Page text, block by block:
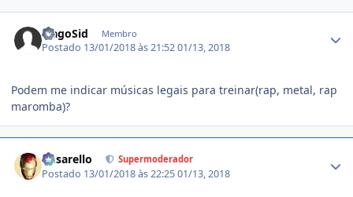
TiagoSid Membro
Postado 13/01/2018 às 21:5201/13, 2018
Podem me indicar músicas legais para treinar(rap, metal, rap
maromba)?
busarello Supermoderador
Postado 13/01/2018 às 22:2501/13, 2018